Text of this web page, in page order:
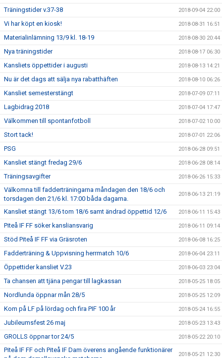
Träningstider v.37-38 2018-09-04 22:00
Vi har köpt en kiosk! 2018-08-31 16:51
Materialinlämning 13/9 kl. 18-19 2018-08-30 20:44
Nya träningstider 2018-08-17 06:30
Kansliets öppettider i augusti 2018-08-13 14:21
Nu är det dags att sälja nya rabatthäften 2018-08-10 06:26
Kansliet semesterstängt 2018-07-09 07:11
Lagbidrag 2018 2018-07-04 17:47
Välkommen till spontanfotboll 2018-07-02 10:00
Stort tack! 2018-07-01 22:06
PSG 2018-06-28 09:51
Kansliet stängt fredag 29/6 2018-06-28 08:14
Träningsavgifter 2018-06-26 15:33
Välkomna till fadderträningarna måndagen den 18/6 och
torsdagen den 21/6 kl. 17:00 båda dagarna.
2018-06-13 21:19
Kansliet stängt 13/6 tom 18/6 samt ändrad öppettid 12/6 2018-06-11 15:43
Piteå IF FF söker kansliansvarig 2018-06-11 09:14
Stöd Piteå IF FF via Gräsroten 2018-06-08 16:25
Fadderträning & Uppvisning herrmatch 10/6 2018-06-04 23:11
Öppettider kansliet V.23 2018-06-03 23:04
Ta chansen att tjäna pengar till lagkassan 2018-05-25 18:05
Nordlunda öppnar mån 28/5 2018-05-25 12:09
Kom på LF på lördag och fira PIF 100 år 2018-05-24 16:55
Jubileumsfest 26 maj 2018-05-23 13:43
GROLLS öppnar tor 24/5 2018-05-22 20:10
Piteå IF FF och Piteå IF Dam överens angående funktionärer
2018-05-21 12:30